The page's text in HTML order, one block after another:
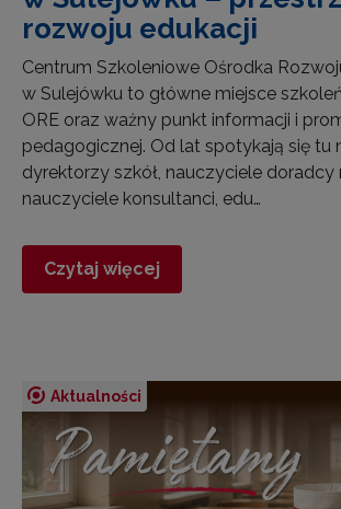
rozwoju edukacji
Centrum Szkoleniowe Ośrodka
w Sulejówku to główne miejsce
ORE oraz ważny punkt informacji i
pedagogicznej. Od lat spotykają się tu
dyrektorzy szkół, nauczyciele
nauczyciele konsultanci, edu…
Czytaj więcej
Aktualności